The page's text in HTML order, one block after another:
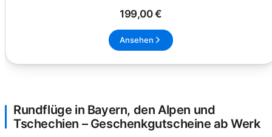
199,00 €
Ansehen
Rundflüge in Bayern, den Alpen und
Tschechien – Geschenkgutscheine ab Werk